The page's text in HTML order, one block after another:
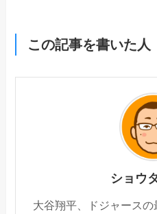
この記事を書いた人
ショウ
大谷翔平、ドジャース